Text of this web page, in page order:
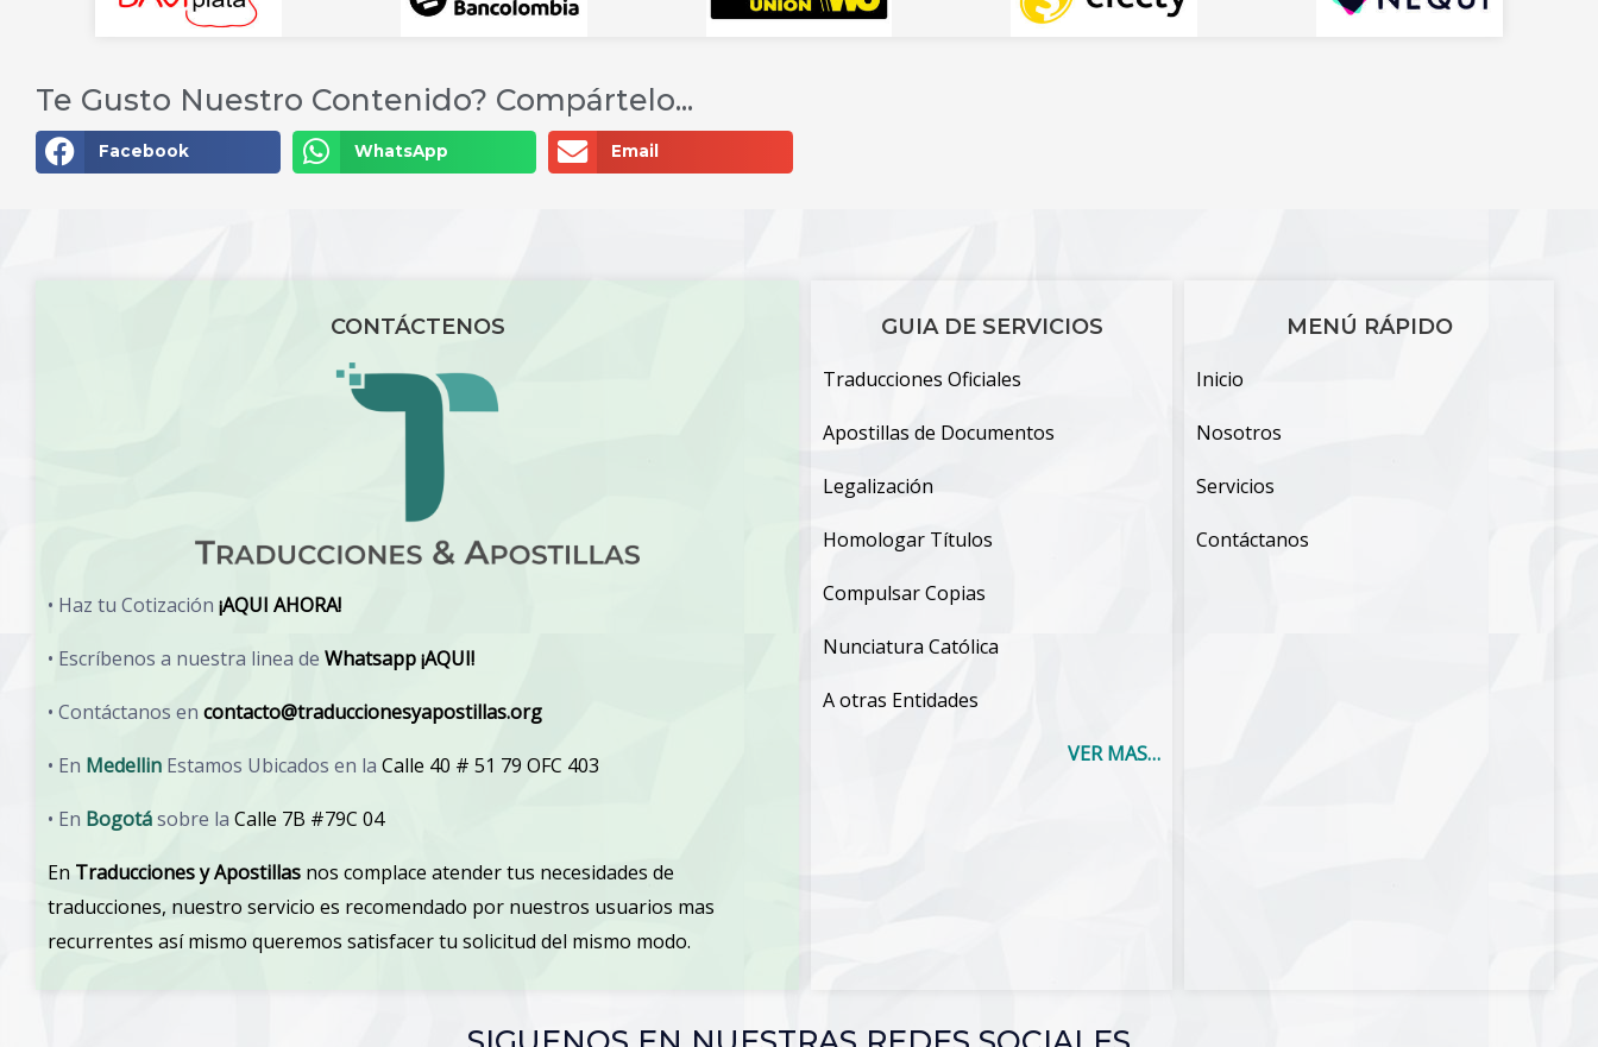
Te Gusto Nuestro Contenido? Compártelo...
Facebook WhatsApp Email
CONTÁCTENOS
• Haz tu Cotización ¡AQUI AHORA!
• Escríbenos a nuestra linea de Whatsapp ¡AQUI!
• Contáctanos en contacto@traduccionesyapostillas.org
• En Medellin Estamos Ubicados en la Calle 40 # 51 79 OFC 403
• En Bogotásobre la Calle 7B #79C 04
En Traducciones y Apostillas nos complace atender tus necesidades de
traducciones, nuestro servicio es recomendado por nuestros usuarios mas
recurrentes así mismo queremos satisfacer tu solicitud del mismo modo.
GUIA DE SERVICIOS
Traducciones Oficiales
Apostillas de Documentos
Legalización
Homologar Títulos
Compulsar Copias
Nunciatura Católica
A otras Entidades
VER MAS…
MENÚ RÁPIDO
Inicio
Nosotros
Servicios
Contáctanos